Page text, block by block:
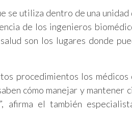
se utiliza dentro de una
de los ingenieros
son los lugares donde
procedimientos los
cómo manejar y
afirma el también